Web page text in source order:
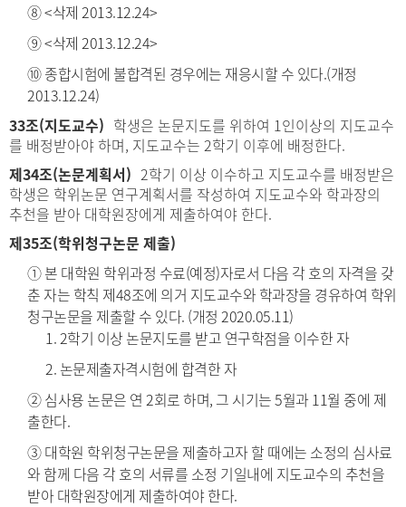
⑧ <삭제 2013.12.24>
⑨ <삭제 2013.12.24>
⑩ 종합시험에 불합격된 경우에는 재응시할 수 있다.(개정
2013.12.24)
33조(지도교수) 학생은 논문지도를 위하여 1인이상의 지도교수
를 배정받아야 하며, 지도교수는 2학기 이후에 배정한다.
제34조(논문계획서) 2학기 이상 이수하고 지도교수를 배정받은
학생은 학위논문 연구계획서를 작성하여 지도교수와 학과장의
추천을 받아 대학원장에게 제출하여야 한다.
제35조(학위청구논문 제출)
① 본 대학원 학위과정 수료(예정)자로서 다음 각 호의 자격을 갖
춘 자는 학칙 제48조에 의거 지도교수와 학과장을 경유하여 학위
청구논문을 제출할 수 있다. (개정 2020.05.11)
1. 2학기 이상 논문지도를 받고 연구학점을 이수한 자
2. 논문제출자격시험에 합격한 자
② 심사용 논문은 연 2회로 하며, 그 시기는 5월과 11월 중에 제
출한다.
③ 대학원 학위청구논문을 제출하고자 할 때에는 소정의 심사료
와 함께 다음 각 호의 서류를 소정 기일내에 지도교수의 추천을
받아 대학원장에게 제출하여야 한다.